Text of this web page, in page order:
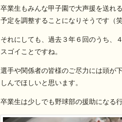
卒業生もみんな甲子園で大声援を送れ
予定を調整することになりそうです（笑
それにしても、過去３年６回のうち、
スゴイことですね。
選手や関係者の皆様のご尽力には頭が
しんでほしいと思います。
卒業生は少しでも野球部の援助になる